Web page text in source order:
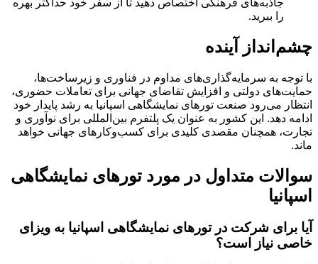
جاذبه‌های فرهنگی اختصاص دهید تا از سفر خود حداکثر بهره
را ببرید.
چشم‌انداز آینده
با توجه به سرمایه‌گذاری‌های مداوم در فناوری و زیرساخت‌ها،
حمایت‌های دولتی و افزایش تقاضای جهانی برای تعاملات حضوری،
انتظار می‌رود صنعت تورهای نمایشگاهی اسپانیا به رشد پایدار خود
ادامه دهد. این کشور به عنوان یک پلتفرم بین‌المللی برای نوآوری و
تجارت، همچنان مقصدی کلیدی برای کسب‌وکارهای جهانی خواهد
ماند.
سوالات متداول در مورد تورهای نمایشگاهی
اسپانیا
آیا برای شرکت در تورهای نمایشگاهی اسپانیا به ویزای
خاصی نیاز است؟